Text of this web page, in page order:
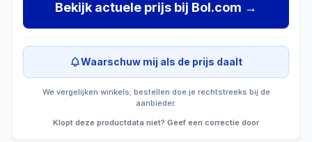
Bekijk actuele prijs bij Bol.com →
Waarschuw mij als de prijs daalt
We vergelijken winkels; bestellen doe je rechtstreeks bij de
aanbieder.
Klopt deze productdata niet? Geef een correctie door